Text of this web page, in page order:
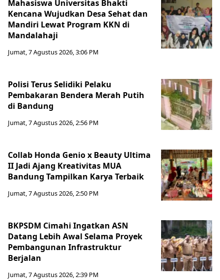
Mahasiswa Universitas Bhakti
Kencana Wujudkan Desa Sehat dan
Mandiri Lewat Program KKN di
Mandalahaji
Jumat, 7 Agustus 2026, 3:06 PM
Polisi Terus Selidiki Pelaku
Pembakaran Bendera Merah Putih
di Bandung
Jumat, 7 Agustus 2026, 2:56 PM
Collab Honda Genio x Beauty Ultima
II Jadi Ajang Kreativitas MUA
Bandung Tampilkan Karya Terbaik
Jumat, 7 Agustus 2026, 2:50 PM
BKPSDM Cimahi Ingatkan ASN
Datang Lebih Awal Selama Proyek
Pembangunan Infrastruktur
Berjalan
Jumat, 7 Agustus 2026, 2:39 PM